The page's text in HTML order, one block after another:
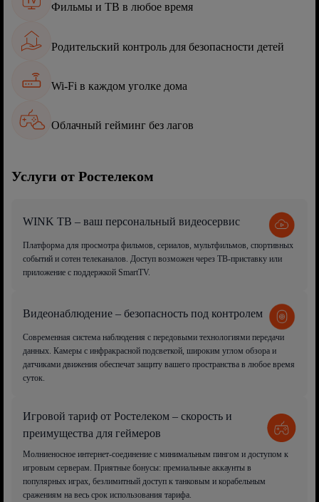
Фильмы и ТВ в любое время
Родительский контроль для безопасности детей
Wi-Fi в каждом уголке дома
Облачный гейминг без лагов
Услуги от Ростелеком
WINK ТВ – ваш персональный видеосервис
Платформа для просмотра фильмов, сериалов, мультфильмов, спортивных
событий и сотен телеканалов. Доступ возможен через ТВ-приставку или
приложение с поддержкой SmartTV.
Видеонаблюдение – безопасность под контролем
Современная система наблюдения с передовыми технологиями передачи
данных. Камеры с инфракрасной подсветкой, широким углом обзора и
датчиками движения обеспечат защиту вашего пространства в любое время
суток.
Игровой тариф от Ростелеком – скорость и
преимущества для геймеров
Молниеносное интернет-соединение с минимальным пингом и доступом к
игровым серверам. Приятные бонусы: премиальные аккаунты в
популярных играх, безлимитный доступ к танковым и корабельным
сражениям на весь срок использования тарифа.